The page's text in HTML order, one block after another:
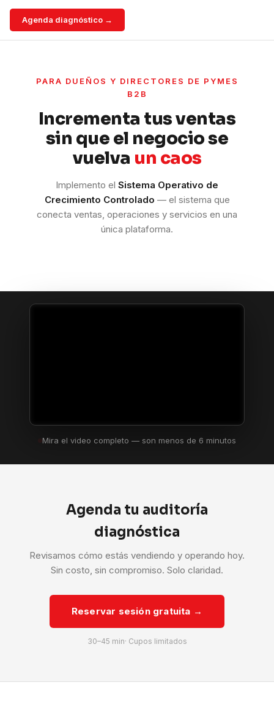
Agenda diagnóstico →
PARA DUEÑOS Y DIRECTORES DE PYMES
B2B
Incrementa tus ventas
sin que el negocio se
vuelva un caos
Implemento el Sistema Operativo de
Crecimiento Controlado — el sistema que
conecta ventas, operaciones y servicios en una
única plataforma.
Mira el video completo — son menos de 6 minutos
Agenda tu auditoría
diagnóstica
Revisamos cómo estás vendiendo y operando hoy.
Sin costo, sin compromiso. Solo claridad.
Reservar sesión gratuita →
30–45 min· Cupos limitados